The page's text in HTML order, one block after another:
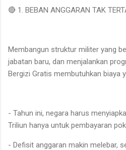
🔴 1. BEBAN ANGGARAN TAK
Membangun struktur militer yang
jabatan baru, dan menjalankan
Bergizi Gratis membutuhkan biaya
- Tahun ini, negara harus
Triliun hanya untuk pembayaran
- Defisit anggaran makin melebar,